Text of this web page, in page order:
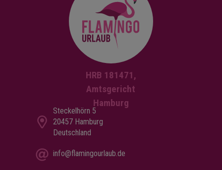
HRB 181471,
Amtsgericht
Hamburg
Steckelhörn 5
20457 Hamburg
Deutschland
info@flamingourlaub.de